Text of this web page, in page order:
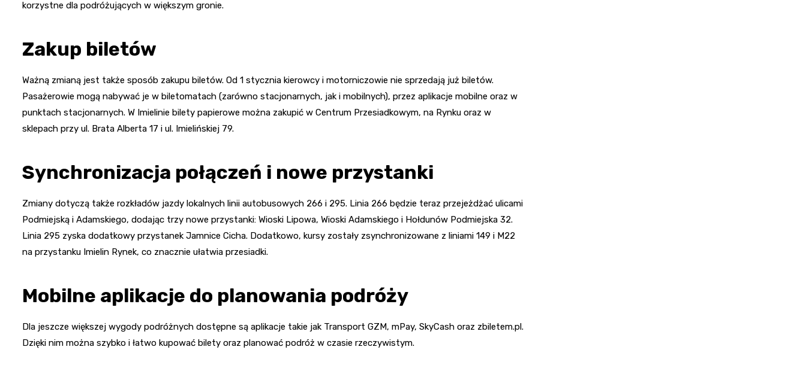
korzystne dla podróżujących w większym gronie.
Zakup biletów
Ważną zmianą jest także sposób zakupu biletów. Od 1 stycznia kierowcy i motorniczowie nie sprzedają już biletów.
Pasażerowie mogą nabywać je w biletomatach (zarówno stacjonarnych, jak i mobilnych), przez aplikacje mobilne oraz w
punktach stacjonarnych. W Imielinie bilety papierowe można zakupić w Centrum Przesiadkowym, na Rynku oraz w
sklepach przy ul. Brata Alberta 17 i ul. Imielińskiej 79.
Synchronizacja połączeń i nowe przystanki
Zmiany dotyczą także rozkładów jazdy lokalnych linii autobusowych 266 i 295. Linia 266 będzie teraz przejeżdżać ulicami
Podmiejską i Adamskiego, dodając trzy nowe przystanki: Wioski Lipowa, Wioski Adamskiego i Hołdunów Podmiejska 32.
Linia 295 zyska dodatkowy przystanek Jamnice Cicha. Dodatkowo, kursy zostały zsynchronizowane z liniami 149 i M22
na przystanku Imielin Rynek, co znacznie ułatwia przesiadki.
Mobilne aplikacje do planowania podróży
Dla jeszcze większej wygody podróżnych dostępne są aplikacje takie jak Transport GZM, mPay, SkyCash oraz zbiletem.pl.
Dzięki nim można szybko i łatwo kupować bilety oraz planować podróż w czasie rzeczywistym.